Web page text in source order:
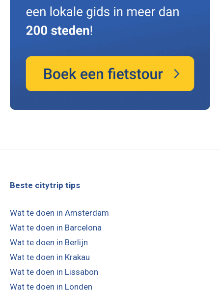
Beste citytrip tips
Wat te doen in Amsterdam
Wat te doen in Barcelona
Wat te doen in Berlijn
Wat te doen in Krakau
Wat te doen in Lissabon
Wat te doen in Londen